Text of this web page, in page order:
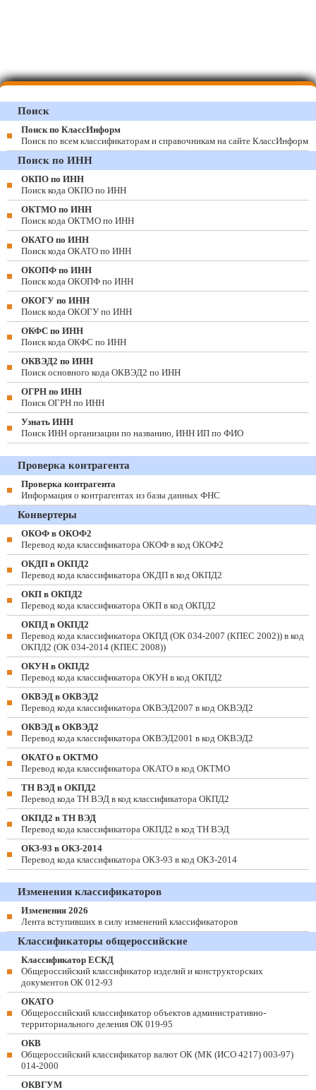
Поиск
Поиск по КлассИнформ
Поиск по всем классификаторам и справочникам на сайте КлассИнформ
Поиск по ИНН
ОКПО по ИНН
Поиск кода ОКПО по ИНН
ОКТМО по ИНН
Поиск кода ОКТМО по ИНН
ОКАТО по ИНН
Поиск кода ОКАТО по ИНН
ОКОПФ по ИНН
Поиск кода ОКОПФ по ИНН
ОКОГУ по ИНН
Поиск кода ОКОГУ по ИНН
ОКФС по ИНН
Поиск кода ОКФС по ИНН
ОКВЭД2 по ИНН
Поиск основного кода ОКВЭД2 по ИНН
ОГРН по ИНН
Поиск ОГРН по ИНН
Узнать ИНН
Поиск ИНН организации по названию, ИНН ИП по ФИО
Проверка контрагента
Проверка контрагента
Информация о контрагентах из базы данных ФНС
Конвертеры
ОКОФ в ОКОФ2
Перевод кода классификатора ОКОФ в код ОКОФ2
ОКДП в ОКПД2
Перевод кода классификатора ОКДП в код ОКПД2
ОКП в ОКПД2
Перевод кода классификатора ОКП в код ОКПД2
ОКПД в ОКПД2
Перевод кода классификатора ОКПД (ОК 034-2007 (КПЕС 2002)) в код
ОКПД2 (ОК 034-2014 (КПЕС 2008))
ОКУН в ОКПД2
Перевод кода классификатора ОКУН в код ОКПД2
ОКВЭД в ОКВЭД2
Перевод кода классификатора ОКВЭД2007 в код ОКВЭД2
ОКВЭД в ОКВЭД2
Перевод кода классификатора ОКВЭД2001 в код ОКВЭД2
ОКАТО в ОКТМО
Перевод кода классификатора ОКАТО в код ОКТМО
ТН ВЭД в ОКПД2
Перевод кода ТН ВЭД в код классификатора ОКПД2
ОКПД2 в ТН ВЭД
Перевод кода классификатора ОКПД2 в код ТН ВЭД
ОКЗ-93 в ОКЗ-2014
Перевод кода классификатора ОКЗ-93 в код ОКЗ-2014
Изменения классификаторов
Изменения 2026
Лента вступивших в силу изменений классификаторов
Классификаторы общероссийские
Классификатор ЕСКД
Общероссийский классификатор изделий и конструкторских
документов ОК 012-93
ОКАТО
Общероссийский классификатор объектов административно-
территориального деления ОК 019-95
ОКВ
Общероссийский классификатор валют ОК (МК (ИСО 4217) 003-97)
014-2000
ОКВГУМ